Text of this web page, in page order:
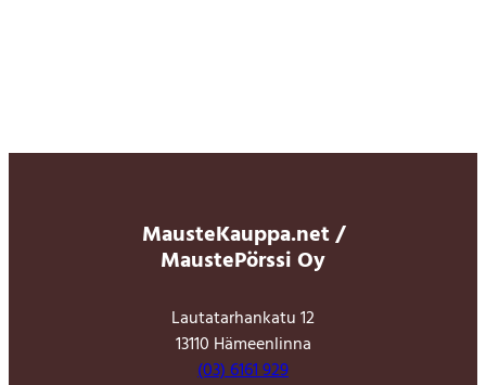
MausteKauppa.net /
MaustePörssi Oy
Lautatarhankatu 12
13110 Hämeenlinna
(03) 6161 929